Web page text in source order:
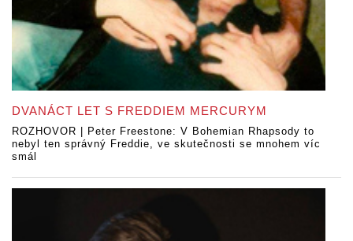
DVANÁCT LET S FREDDIEM MERCURYM
ROZHOVOR | Peter Freestone: V Bohemian Rhapsody to
nebyl ten správný Freddie, ve skutečnosti se mnohem víc
smál